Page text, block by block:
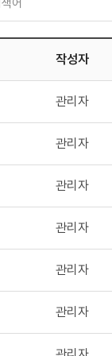
작성자
관리자
관리자
관리자
관리자
관리자
관리자